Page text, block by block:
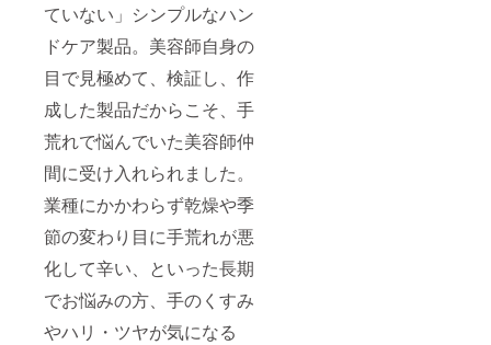
ていない」シンプルなハン
ドケア製品。美容師自身の
目で見極めて、検証し、作
成した製品だからこそ、手
荒れで悩んでいた美容師仲
間に受け入れられました。
業種にかかわらず乾燥や季
節の変わり目に手荒れが悪
化して辛い、といった長期
でお悩みの方、手のくすみ
やハリ・ツヤが気になる